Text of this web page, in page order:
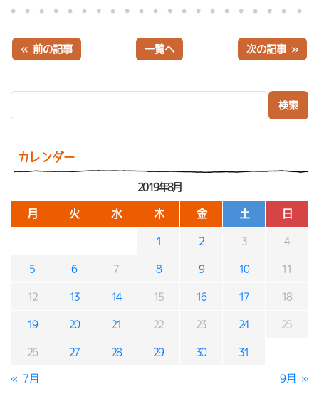
カレンダー
2019年8月
月 火 水 木 金 土 日
1 2 3 4
5 6 7 8 9 10 11
12 13 14 15 16 17 18
19 20 21 22 23 24 25
26 27 28 29 30 31
« 7月 9月 »
« 前の記事 一覧へ 次の記事 »